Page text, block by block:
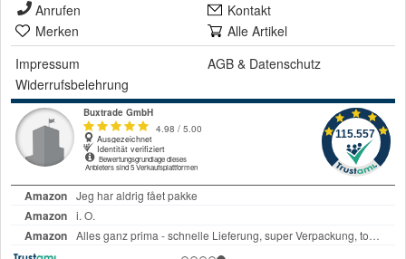
Anrufen
Kontakt
Merken
Alle Artikel
Impressum
AGB & Datenschutz
Widerrufsbelehrung